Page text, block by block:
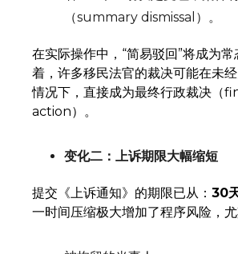
（summary dismissal）。
在实际操作中，“简易驳回”将成为
着，许多移民法官的裁决可能在未
情况下，直接成为最终行政裁决（
action）。
变化二：上诉期限大幅缩短
提交《上诉通知》的期限已从： 30
一时间压缩极大增加了程序风险，尤